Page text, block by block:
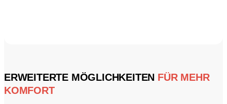
ERWEITERTE MÖGLICHKEITEN FÜR MEHR
KOMFORT